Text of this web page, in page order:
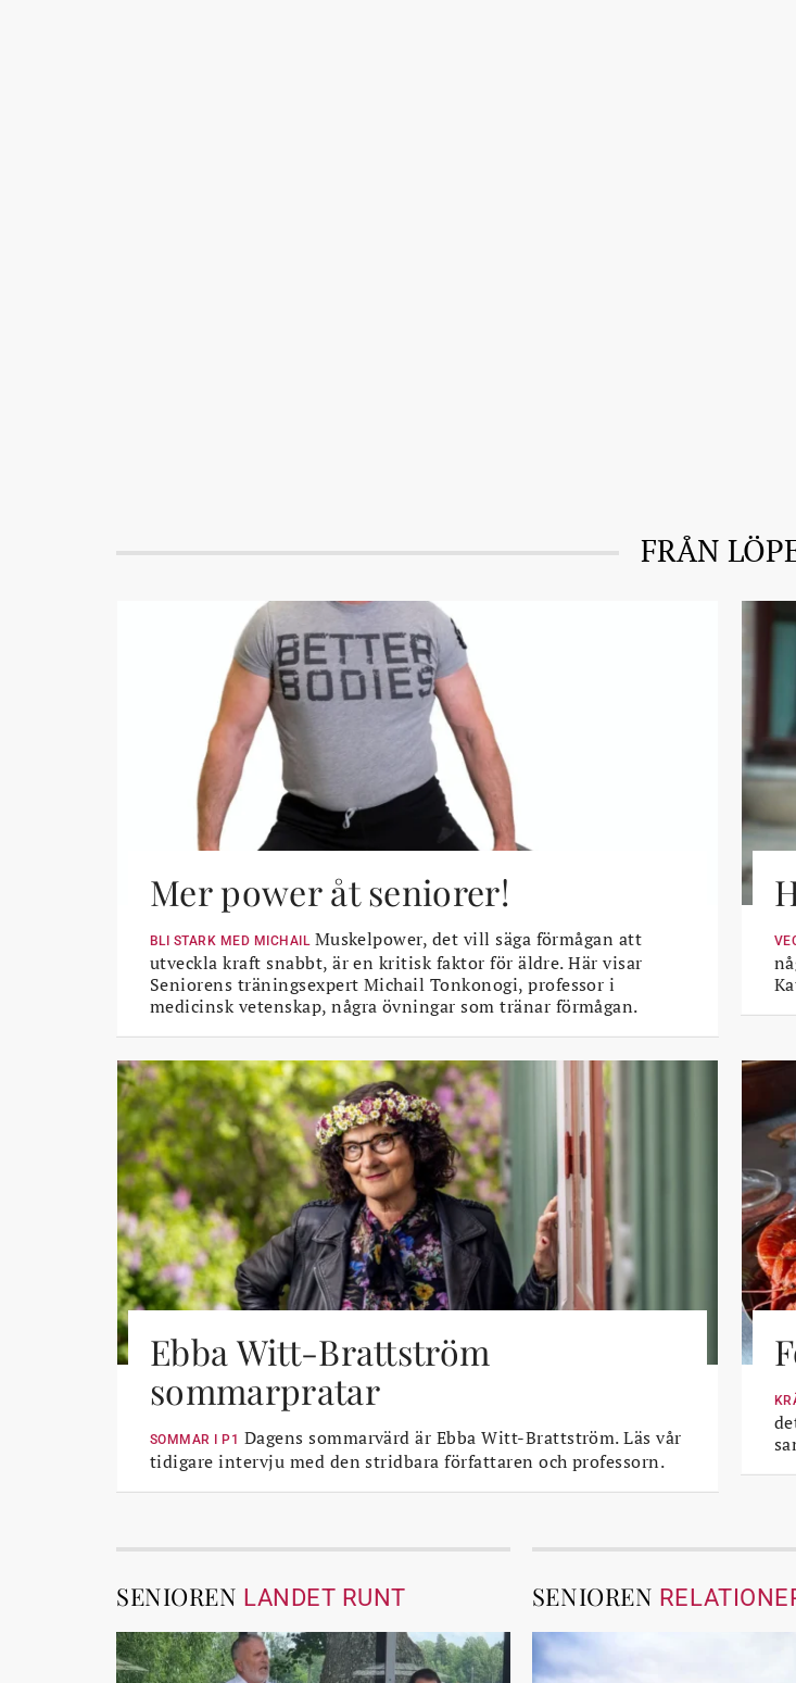
FRÅN
Mer power åt seniorer!
BLI STARK MED MICHAILMuskelpower, det vill säga förmågan att
utveckla kraft snabbt, är en kritisk faktor för äldre. Här visar
Seniorens träningsexpert Michail Tonkonogi, professor i
medicinsk vetenskap, några övningar som tränar förmågan.
Ebba Witt-Brattström
sommarpratar
SOMMAR I P1 Dagens sommarvärd är Ebba Witt-Brattström. Läs vår
tidigare intervju med den stridbara författaren och professorn.
SENIOREN LANDET RUNT SENIOREN